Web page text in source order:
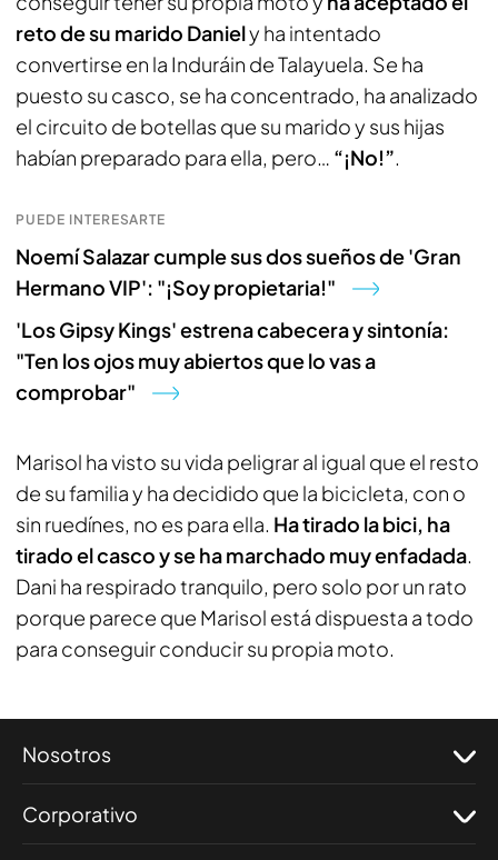
reto de su marido Daniely ha intentado
convertirse en la Induráin de Talayuela. Se ha
puesto su casco, se ha concentrado, ha analizado
el circuito de botellas que su marido y sus hijas
habían preparado para ella, pero… “¡No!”.
PUEDE INTERESARTE
Noemí Salazar cumple sus dos sueños de 'Gran
Hermano VIP': "¡Soy propietaria!"
'Los Gipsy Kings' estrena cabecera y sintonía:
"Ten los ojos muy abiertos que lo vas a
comprobar"
Marisol ha visto su vida peligrar al igual que el resto
de su familia y ha decidido que la bicicleta, con o
sin ruedínes, no es para ella. Ha tirado la bici, ha
tirado el casco y se ha marchado muy enfadada.
Dani ha respirado tranquilo, pero solo por un rato
porque parece que Marisol está dispuesta a todo
para conseguir conducir su propia moto.
Nosotros
Corporativo